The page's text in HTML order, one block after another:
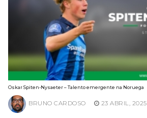
Oskar Spiten-Nysaeter – Talento emergente na Noruega
BRUNO CARDOSO 23 ABRIL, 2025